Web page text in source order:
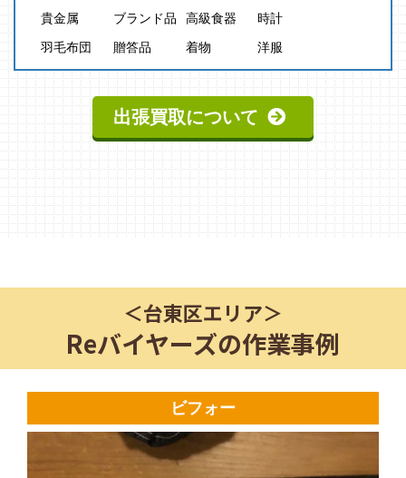
貴金属
ブランド品 高級食器
時計
羽毛布団
贈答品 着物 洋服
出張買取について
＜台東区エリア＞
Reバイヤーズの作業事例
ビフォー